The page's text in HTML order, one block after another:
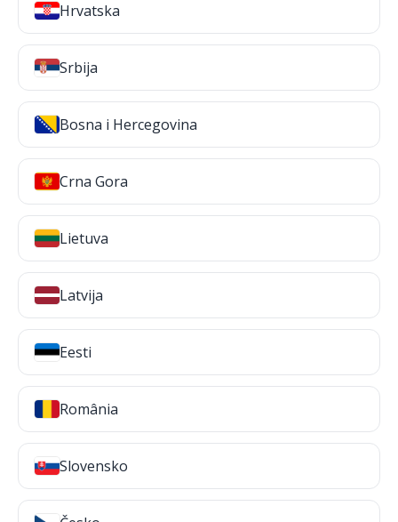
Hrvatska
Srbija
Bosna i Hercegovina
Crna Gora
Lietuva
Latvija
Eesti
România
Slovensko